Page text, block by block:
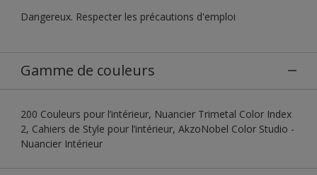
Dangereux. Respecter les précautions d'emploi
Gamme de couleurs
200 Couleurs pour l’intérieur, Nuancier Trimetal Color Index
2, Cahiers de Style pour l’intérieur, AkzoNobel Color Studio -
Nuancier Intérieur